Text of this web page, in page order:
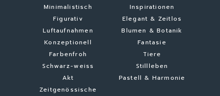
Minimalistisch
Figurativ
Luftaufnahmen
Konzeptionell
Farbenfroh
Schwarz-weiss
Akt
Zeitgenössische
Inspirationen
Elegant & Zeitlos
Blumen & Botanik
Fantasie
Tiere
Stillleben
Pastell & Harmonie